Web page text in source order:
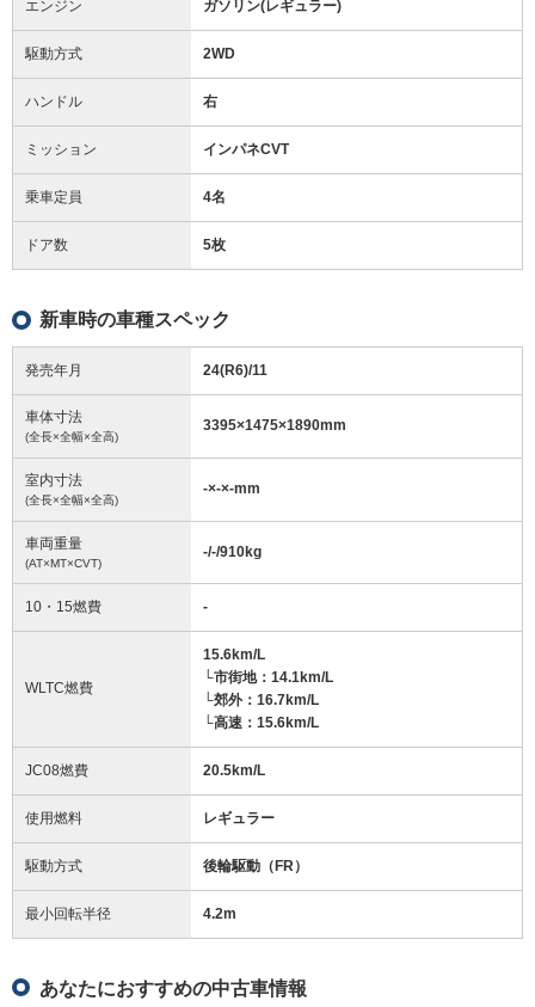
エンジン ガソリン(レギュラー)
駆動方式 2WD
ハンドル 右
ミッション インパネCVT
乗車定員 4名
ドア数 5枚
新車時の車種スペック
発売年月 24(R6)/11
車体寸法
(全長×全幅×全高)
3395×1475×1890mm
室内寸法
(全長×全幅×全高)
-×-×-mm
車両重量
(AT×MT×CVT)
-/-/910kg
10・15燃費 -
WLTC燃費
15.6km/L
└市街地：14.1km/L
└郊外：16.7km/L
└高速：15.6km/L
JC08燃費 20.5km/L
使用燃料 レギュラー
駆動方式 後輪駆動（FR）
最小回転半径 4.2m
あなたにおすすめの中古車情報